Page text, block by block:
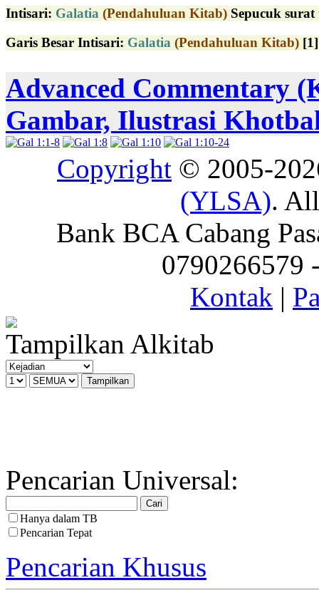
Intisari: Galatia (Pendahuluan Kitab) Sepucuk
Garis Besar Intisari: Galatia (Pendahuluan Kitab)
Advanced Commentary
Gambar, Ilustrasi
Copyright © 2005-
(YLSA).
Bank BCA Cabang
0790266579
Kontak |
Tampilkan Alkitab
Pencarian Universal:
Hanya dalam TB
Pencarian Tepat
Pencarian Khusus